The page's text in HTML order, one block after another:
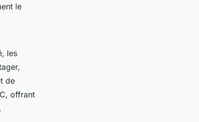
le
les
de
offrant